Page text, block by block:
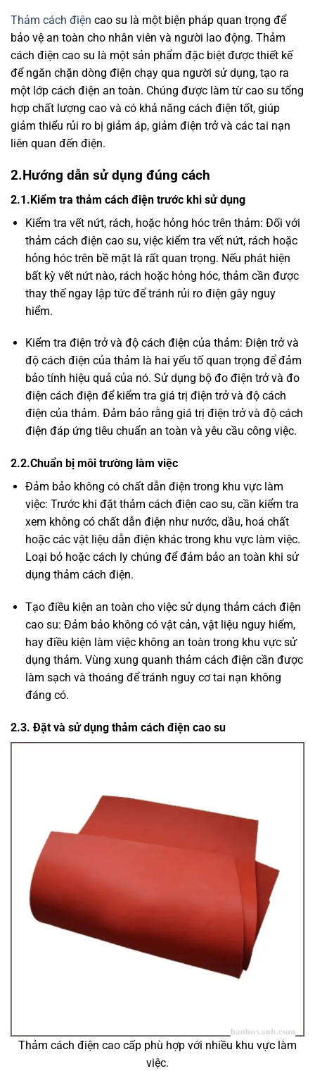
Thảm cách điện cao su là một biện pháp quan trọng để
bảo vệ an toàn cho nhân viên và người lao động. Thảm
cách điện cao su là một sản phẩm đặc biệt được thiết kế
để ngăn chặn dòng điện chạy qua người sử dụng, tạo ra
một lớp cách điện an toàn. Chúng được làm từ cao su tổng
hợp chất lượng cao và có khả năng cách điện tốt, giúp
giảm thiểu rủi ro bị giảm áp, giảm điện trở và các tai nạn
liên quan đến điện.
2.Hướng dẫn sử dụng đúng cách
2.1.Kiểm tra thảm cách điện trước khi sử dụng
Kiểm tra vết nứt, rách, hoặc hỏng hóc trên thảm: Đối với
thảm cách điện cao su, việc kiểm tra vết nứt, rách hoặc
hỏng hóc trên bề mặt là rất quan trọng. Nếu phát hiện
bất kỳ vết nứt nào, rách hoặc hỏng hóc, thảm cần được
thay thế ngay lập tức để tránh rủi ro điện gây nguy
hiểm.
Kiểm tra điện trở và độ cách điện của thảm: Điện trở và
độ cách điện của thảm là hai yếu tố quan trọng để đảm
bảo tính hiệu quả của nó. Sử dụng bộ đo điện trở và đo
điện cách điện để kiểm tra giá trị điện trở và độ cách
điện của thảm. Đảm bảo rằng giá trị điện trở và độ cách
điện đáp ứng tiêu chuẩn an toàn và yêu cầu công việc.
2.2.Chuẩn bị môi trường làm việc
Đảm bảo không có chất dẫn điện trong khu vực làm
việc: Trước khi đặt thảm cách điện cao su, cần kiểm tra
xem không có chất dẫn điện như nước, dầu, hoá chất
hoặc các vật liệu dẫn điện khác trong khu vực làm việc.
Loại bỏ hoặc cách ly chúng để đảm bảo an toàn khi sử
dụng thảm cách điện.
Tạo điều kiện an toàn cho việc sử dụng thảm cách điện
cao su: Đảm bảo không có vật cản, vật liệu nguy hiểm,
hay điều kiện làm việc không an toàn trong khu vực sử
dụng thảm. Vùng xung quanh thảm cách điện cần được
làm sạch và thoáng để tránh nguy cơ tai nạn không
đáng có.
2.3. Đặt và sử dụng thảm cách điện cao su
Thảm cách điện cao cấp phù hợp với nhiều khu vực làm
việc.